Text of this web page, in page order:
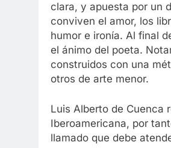
clara, y apuesta por un
conviven el amor, los
humor e ironía. Al final
el ánimo del poeta.
construidos con una
otros de arte menor.
Luis Alberto de Cuenca
Iberoamericana, por
llamado que debe